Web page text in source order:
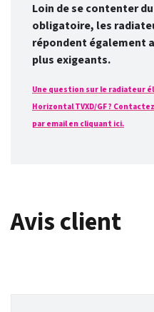
Loin de se contenter
obligatoire, les
répondent également
plus exigeants.
Une question sur le radiateur
Horizontal TVXD/GF ?
par email en cliquant ici.
Avis client